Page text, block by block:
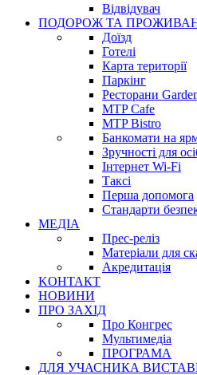
Відвідувач
ПОДОРОЖ ТА
Доїзд
Готелі
Карта території
Паркінг
Ресторани
MTP Cafe
MTP Bistro
Банкомати на
Зручності для
Інтернет Wi-Fi
Таксі
Перша допомога
Стандарти
МЕДІА
Прес-реліз
Матеріали для
Акредитація
KОНТАКТ
НОВИНИ
ПРО ЗАХІД
Про Конгрес
Mультимедіа
ПРОГРАМА
ДЛЯ УЧАСНИКА